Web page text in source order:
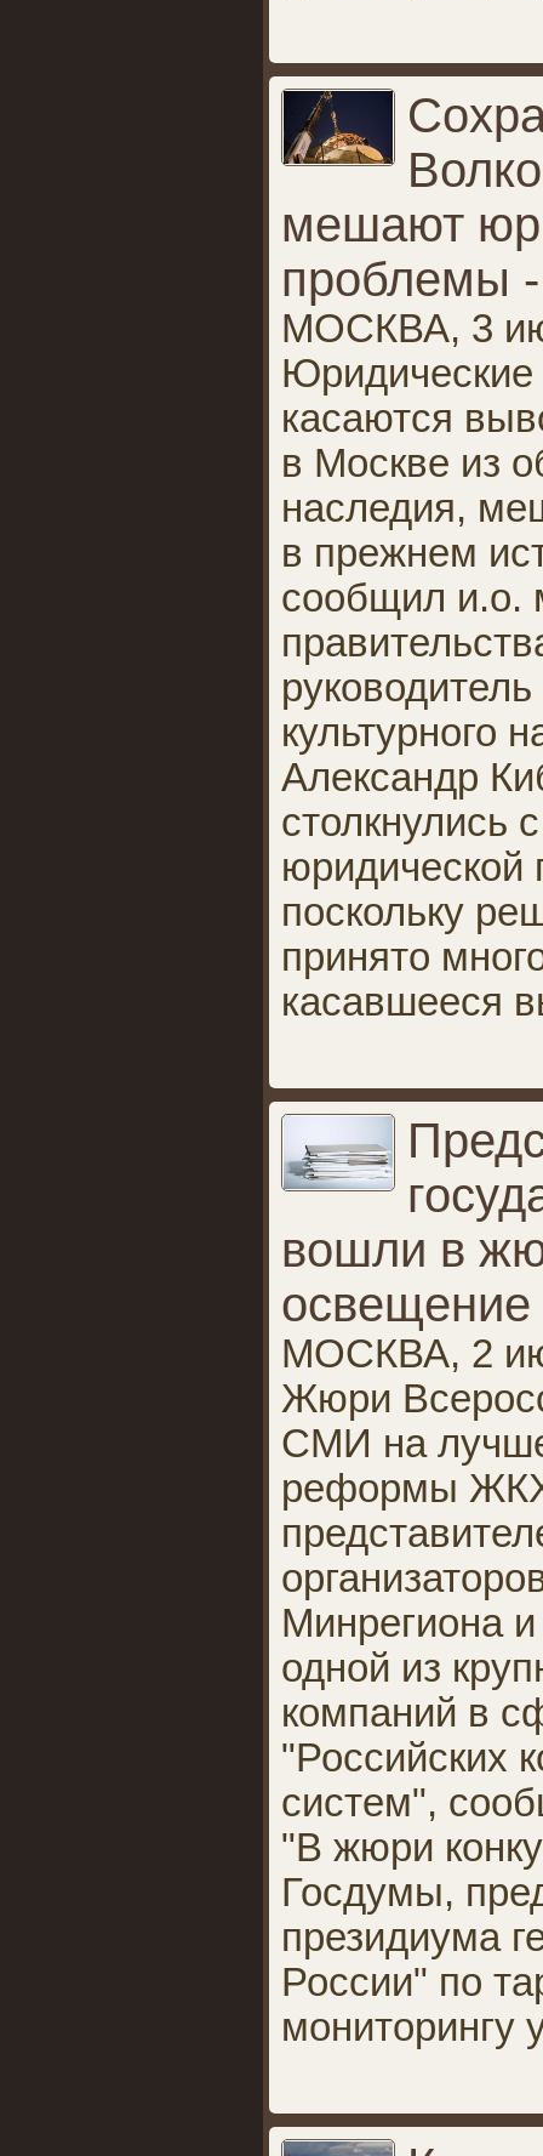
мешают
проблемы
МОСКВА, 3
касаются
в Москве из
наследия,
в прежнем
сообщил и.о.
культурного
Александр
столкнулись
юридической
поскольку
принято
касавшееся
вошли в
МОСКВА, 2
Жюри
СМИ на
реформы ЖКХ
Минрегиона
одной из
компаний в
"Российских
систем",
"В жюри
Госдумы,
президиума
России" по
мониторингу